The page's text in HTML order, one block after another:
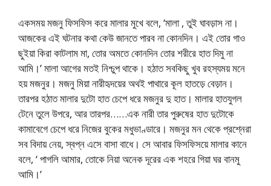
একসময় মজনু ফিসফিস করে মালার মুখে বলে, ‘মালা , তুই ঘাবড়াস না।
আজকের এই ঘটনার কথা কেউ জানতে পারব না কোনদিন। এই তোর গাও
ছুইয়া কিরা কাটলাম মা, তোর অমতে কোনদিন তোর শরীরে হাত দিমু না
আমি।’ মালা আগের মতই নিশ্চুপ থাকে। হঠাত সবকিছু খুব রহস্যময় মনে
হয় মজনুর। মজনু মিয়া নারীহৃদয়ের অথই পাথারে কূল হাতড়ে বেড়ান।
তারপর হঠাত মালার দুটো হাত চেপে ধরে মজনুর দু হাত। মালার হাতযুগল
টেনে তুলে উপরে, আর তারপর……এক নারী তার পুরুষের হাত দুটোকে
কামাবেগে চেপে ধরে নিজের বুকের মধুভাণ্ডারে। মজনুর মন থেকে প্রশ্নেরা
সব বিদায় নেয়, স্বপ্ন এসে বাসা বাধে। সে আবার ফিসফিসয়ে মালার কানে
বলে, ‘ পাগলি আমার, তোকে নিয়া অনেক দূরের এক শহরে গিয়া ঘর বানমু
আমি।’